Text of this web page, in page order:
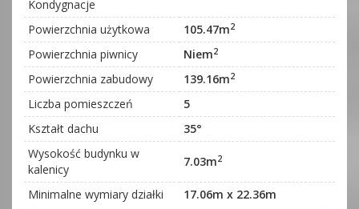
Kondygnacje
Powierzchnia użytkowa
105.47m2
Powierzchnia piwnicy Niem2
Powierzchnia zabudowy 139.16m2
Liczba pomieszczeń
5
Kształt dachu
35°
Wysokość budynku w
kalenicy
7.03m2
Minimalne wymiary działki 17.06m x 22.36m